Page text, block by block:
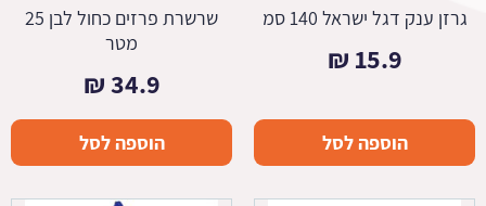
גרזן ענק דגל ישראל 140 סמ
15.9
₪
הוספה לסל
שרשרת פרזים כחול לבן 25
מטר
34.9
₪
הוספה לסל